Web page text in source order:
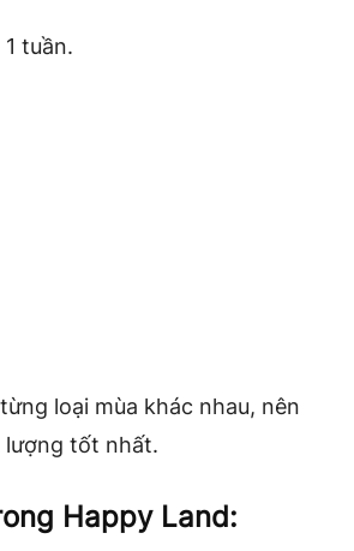
tuần.
loại mùa khác nhau, nên
lượng tốt nhất.
Happy Land: